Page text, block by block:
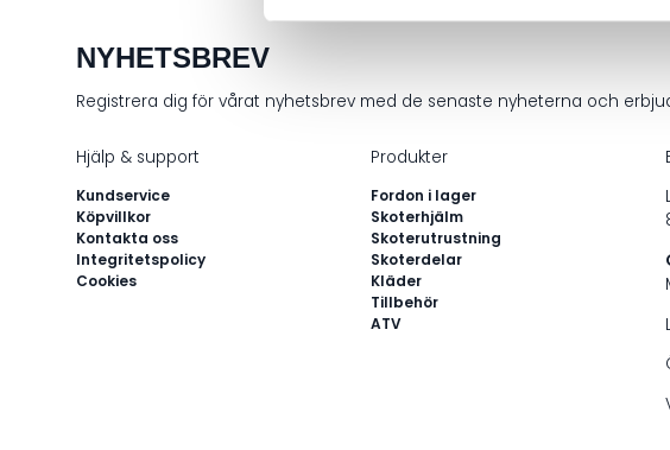
NYHETSBREV
Registrera dig för vårat nyhetsbrev med de senaste nyheterna och
Hjälp & support
Kundservice
Köpvillkor
Kontakta oss
Integritetspolicy
Cookies
Produkter
Fordon i lager
Skoterhjälm
Skoterutrustning
Skoterdelar
Kläder
Tillbehör
ATV